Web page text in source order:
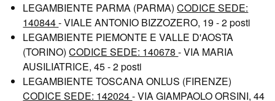
LEGAMBIENTE PARMA (PARMA)CODICE SEDE:
140844- VIALE ANTONIO BIZZOZERO, 19 - 2 posti
LEGAMBIENTE PIEMONTE E VALLE D'AOSTA
(TORINO)CODICE SEDE: 140678- VIA MARIA
AUSILIATRICE, 45 - 2 posti
LEGAMBIENTE TOSCANA ONLUS (FIRENZE)
CODICE SEDE: 142024- VIA GIAMPAOLO ORSINI, 44